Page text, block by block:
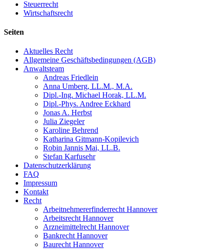
Steuerrecht
Wirtschaftsrecht
Seiten
Aktuelles Recht
Allgemeine Geschäftsbedingungen (AGB)
Anwaltsteam
Andreas Friedlein
Anna Umberg, LL.M., M.A.
Dipl.-Ing. Michael Horak, LL.M.
Dipl.-Phys. Andree Eckhard
Jonas A. Herbst
Julia Ziegeler
Karoline Behrend
Katharina Gitmann-Kopilevich
Robin Jannis Mai, LL.B.
Stefan Karfusehr
Datenschutzerklärung
FAQ
Impressum
Kontakt
Recht
Arbeitnehmererfinderrecht Hannover
Arbeitsrecht Hannover
Arzneimittelrecht Hannover
Bankrecht Hannover
Baurecht Hannover